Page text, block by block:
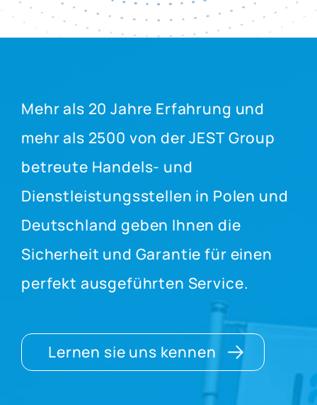
Mehr als 20 Jahre Erfahrung und
mehr als 2500 von der JEST Group
betreute Handels- und
Dienstleistungsstellen in Polen und
Deutschland geben Ihnen die
Sicherheit und Garantie für einen
perfekt ausgeführten Service.
Lernen sie uns kennen